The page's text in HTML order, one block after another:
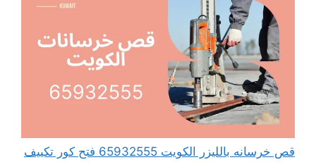
قص خرسانه بالليزر الكويت 65932555 فتح كور تكييف